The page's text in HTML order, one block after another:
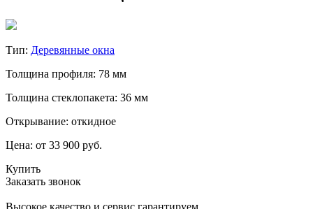
Тип: Деревянные окна
Толщина профиля: 78 мм
Толщина стеклопакета: 36 мм
Открывание: откидное
Цена: от 33 900 руб.
Купить
Заказать звонок
Высокое качество и сервис гарантируем